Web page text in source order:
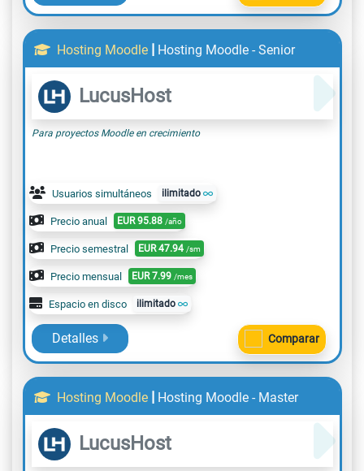
Hosting Moodle | Hosting Moodle - Senior
LucusHost
Para proyectos Moodle en crecimiento
Usuarios simultáneos ilimitado
Precio anual EUR 95.88 /año
Precio semestral EUR 47.94 /sm
Precio mensual EUR 7.99 /mes
Espacio en disco ilimitado
Detalles Comparar
Hosting Moodle | Hosting Moodle - Master
LucusHost